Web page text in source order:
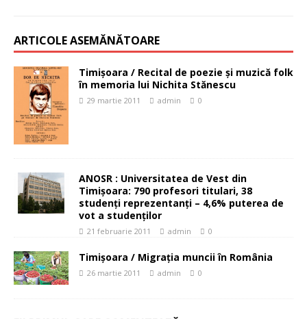
ARTICOLE ASEMĂNĂTOARE
Timişoara / Recital de poezie şi muzică folk
în memoria lui Nichita Stănescu
29 martie 2011 admin 0
ANOSR : Universitatea de Vest din
Timişoara: 790 profesori titulari, 38
studenţi reprezentanţi – 4,6% puterea de
vot a studenţilor
21 februarie 2011 admin 0
Timişoara / Migrația muncii în România
26 martie 2011 admin 0